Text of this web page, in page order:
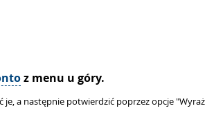
z menu u góry.
a następnie potwierdzić poprzez opcje